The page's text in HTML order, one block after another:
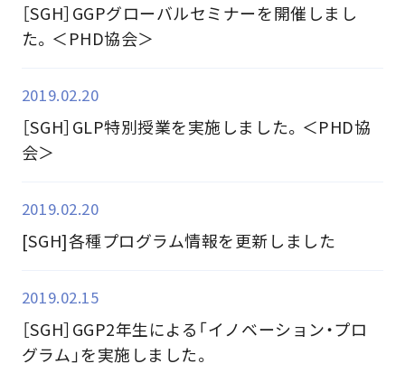
［SGH］GGPグローバルセミナーを開催しまし
た。＜PHD協会＞
2019.02.20
［SGH］GLP特別授業を実施しました。＜PHD協
会＞
2019.02.20
[SGH]各種プログラム情報を更新しました
2019.02.15
［SGH］GGP2年生による「イノベーション・プロ
グラム」を実施しました。